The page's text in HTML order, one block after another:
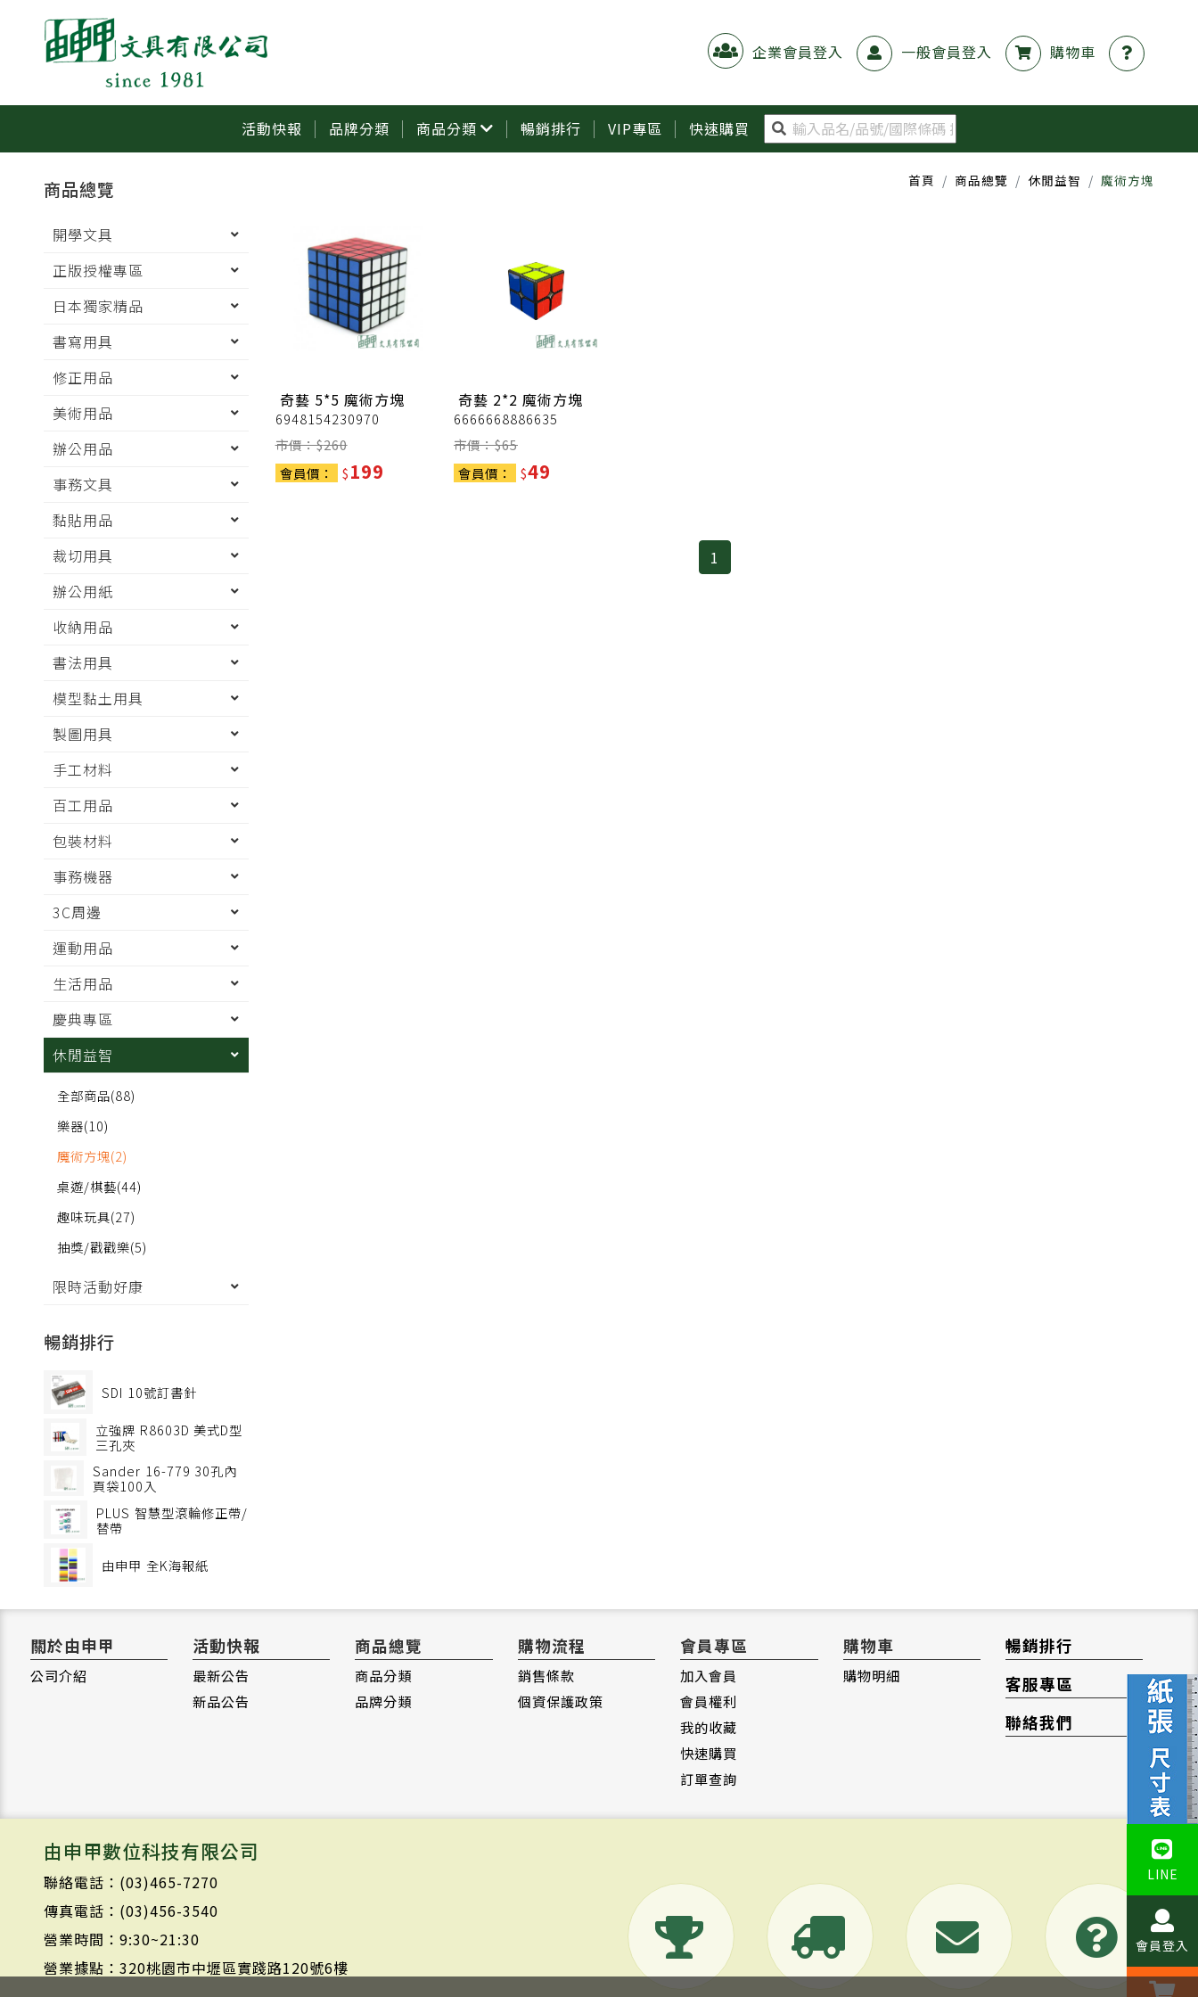
企業會員登入 一般會員登入 購物車
活動快報 品牌分類 商品分類 暢銷排行 VIP專區 快速購買
商品總覽
開學文具
正版授權專區
日本獨家精品
書寫用具
修正用品
美術用品
辦公用品
事務文具
黏貼用品
裁切用具
辦公用紙
收納用品
書法用具
模型黏土用具
製圖用具
手工材料
百工用品
包裝材料
事務機器
3C周邊
運動用品
生活用品
慶典專區
休閒益智
全部商品(88)
樂器(10)
魔術方塊(2)
桌遊/棋藝(44)
趣味玩具(27)
抽獎/戳戳樂(5)
限時活動好康
暢銷排行
SDI 10號訂書針
立強牌 R8603D 美式D型
三孔夾
Sander 16-779 30孔內
頁袋100入
PLUS 智慧型滾輪修正帶/
替帶
由申甲 全K海報紙
首頁 商品總覽 休閒益智 魔術方塊
奇藝 5*5 魔術方塊
6948154230970
市價：$260
會員價：
$199
奇藝 2*2 魔術方塊
6666668886635
市價：$65
會員價：
$49
1
關於由申甲
公司介紹
活動快報
最新公告
新品公告
商品總覽
商品分類
品牌分類
購物流程
銷售條款
個資保護政策
會員專區
加入會員
會員權利
我的收藏
快速購買
訂單查詢
購物車
購物明細
暢銷排行
客服專區
聯絡我們
由申甲數位科技有限公司
聯絡電話：(03)465-7270
傳真電話：(03)456-3540
營業時間：9:30~21:30
營業據點：320桃園市中壢區實踐路120號6樓
LINE
會員登入